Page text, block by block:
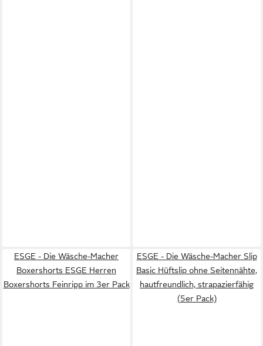
ESGE - Die Wäsche-Macher
Boxershorts ESGE Herren
Boxershorts Feinripp im 3er Pack
ESGE - Die Wäsche-Macher Slip
Basic Hüftslip ohne Seitennähte,
hautfreundlich, strapazierfähig
(5er Pack)